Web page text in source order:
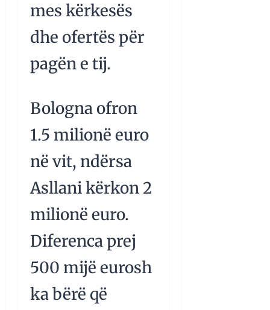
mes kërkesës
dhe ofertës për
pagën e tij.
Bologna ofron
1.5 milionë euro
në vit, ndërsa
Asllani kërkon 2
milionë euro.
Diferenca prej
500 mijë eurosh
ka bërë që